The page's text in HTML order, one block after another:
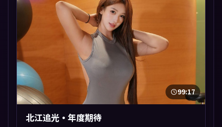
99:17
北江追光·年度期待